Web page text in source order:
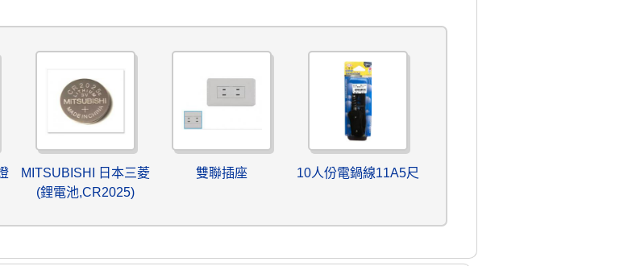
MITSUBISHI 日本三菱
(鋰電池,CR2025)
雙聯插座 10人份電鍋線11A5尺